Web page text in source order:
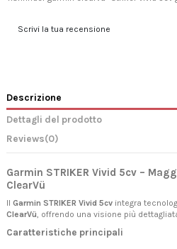
Scrivi la tua recensione
Descrizione
Dettagli del prodotto
Reviews(0)
Garmin STRIKER Vivid 5cv –
ClearVü
Il Garmin STRIKER Vivid 5cv integra
ClearVü, offrendo una visione più
Caratteristiche principali